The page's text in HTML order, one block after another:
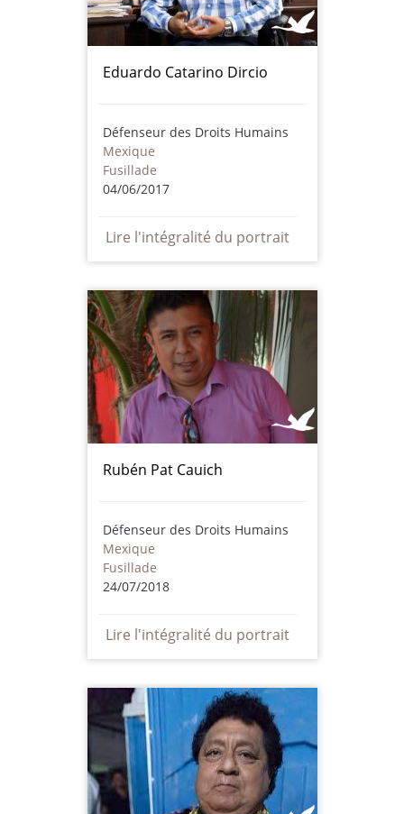
Eduardo Catarino Dircio
Défenseur des Droits Humains
Mexique
Fusillade
04/06/2017
Lire l'intégralité du portrait
Rubén Pat Cauich
Défenseur des Droits Humains
Mexique
Fusillade
24/07/2018
Lire l'intégralité du portrait